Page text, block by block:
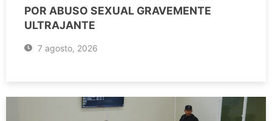
POR ABUSO SEXUAL GRAVEMENTE
ULTRAJANTE
7 agosto, 2026